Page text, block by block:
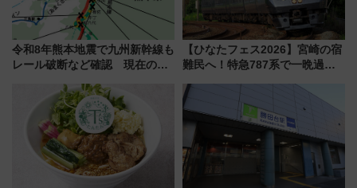
令和8年熊本地震で九州新幹線も
レール破断など確認 現在の運
【ひなたフェス2026】宮崎の宿
難民へ！特急787系で一晩過ご
ローおひさま」が救世主に？